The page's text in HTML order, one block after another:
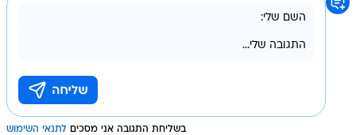
בשליחת התגובה אני מסכים לתנאי השימוש